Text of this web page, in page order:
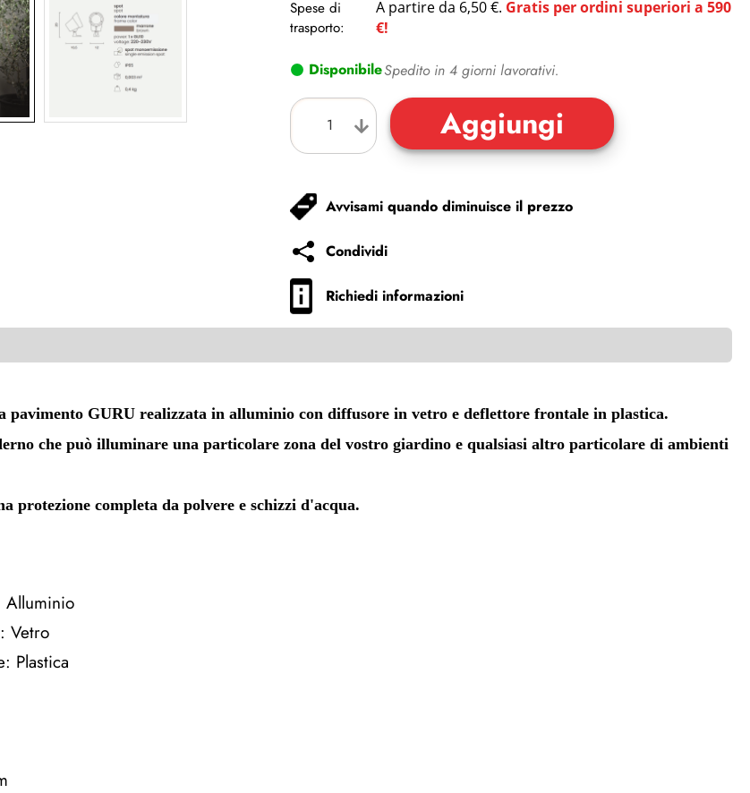
Spese di
trasporto:
A partire da 6,50 €. Gratis per ordini superiori a 590
€!
DisponibileSpedito in 4 giorni lavorativi.
Avvisami quando diminuisce il prezzo
Condividi
Richiedi informazioni
pavimento GURU realizzata in alluminio con diffusore in vetro e deflettore frontale in plastica.
che può illuminare una particolare zona del vostro giardino e qualsiasi altro particolare di ambienti
protezione completa da polvere e schizzi d'acqua.
Alluminio
Vetro
Plastica